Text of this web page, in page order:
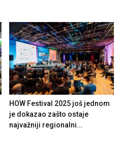
HOW Festival 2025 još jednom
je dokazao zašto ostaje
najvažniji regionalni...